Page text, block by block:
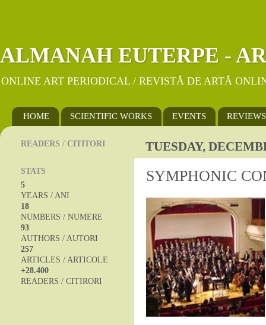
ALMANAH EUTERPE -
ONLINE ART PERIODICAL / REVISTĂ DE ARTĂ
HOME SCIENTIFIC WORKS EVENTS REVIEWS
TUESDAY,
SYMPHONIC
READERS / CITITORI
STATS
5
YEARS / ANI
18
NUMBERS / NUMERE
93
AUTHORS / AUTORI
257
ARTICLES / ARTICOLE
+28.400
READERS / CITIRORI